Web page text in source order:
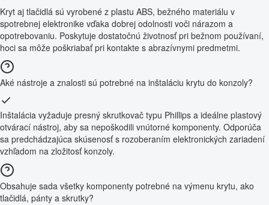
Kryt aj tlačidlá sú vyrobené z plastu ABS, bežného materiálu v
spotrebnej elektronike vďaka dobrej odolnosti voči nárazom a
opotrebovaniu. Poskytuje dostatočnú životnosť pri bežnom používaní,
hoci sa môže poškriabať pri kontakte s abrazívnymi predmetmi.
Aké nástroje a znalosti sú potrebné na inštaláciu krytu do konzoly?
Inštalácia vyžaduje presný skrutkovač typu Phillips a ideálne plastový
otvárací nástroj, aby sa nepoškodili vnútorné komponenty. Odporúča
sa predchádzajúca skúsenosť s rozoberaním elektronických zariadení
vzhľadom na zložitosť konzoly.
Obsahuje sada všetky komponenty potrebné na výmenu krytu, ako
tlačidlá, pánty a skrutky?